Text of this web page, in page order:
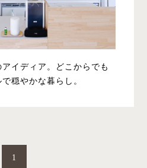
イディア。どこからでも
穏やかな暮らし。
1